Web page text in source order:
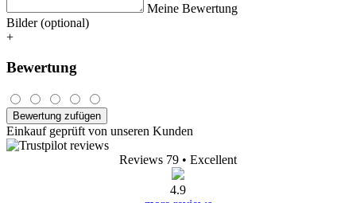
Meine Bewertung
Bilder (optional)
+
Bewertung
Bewertung zufügen
Einkauf geprüft von unseren Kunden
Reviews 79 • Excellent
4.9